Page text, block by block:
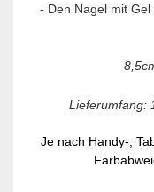
- Den Nagel mit
Lieferumfang:
Je nach Handy-,